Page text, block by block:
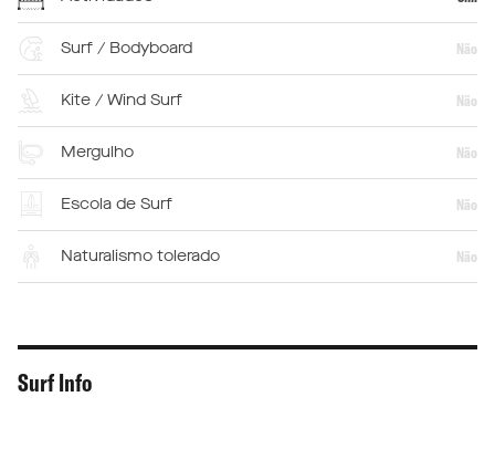
Surf / Bodyboard Não
Kite / Wind Surf Não
Mergulho Não
Escola de Surf Não
Naturalismo tolerado Não
Surf Info